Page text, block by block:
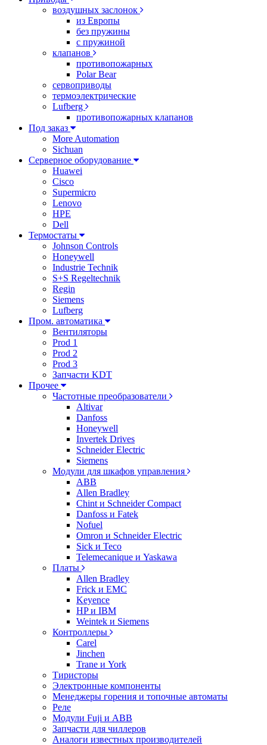
воздушных заслонок
из Европы
без пружины
с пружиной
клапанов
противопожарных
Polar Bear
сервоприводы
термоэлектрические
Lufberg
противопожарных клапанов
Под заказ
More Automation
Sichuan
Серверное оборудование
Huawei
Cisco
Supermicro
Lenovo
HPE
Dell
Термостаты
Johnson Controls
Honeywell
Industrie Technik
S+S Regeltechnik
Regin
Siemens
Lufberg
Пром. автоматика
Вентиляторы
Prod 1
Prod 2
Prod 3
Запчасти KDT
Прочее
Частотные преобразователи
Altivar
Danfoss
Honeywell
Invertek Drives
Schneider Electric
Siemens
Модули для шкафов управления
ABB
Allen Bradley
Chint и Schneider Compact
Danfoss и Fatek
Nofuel
Omron и Schneider Electric
Sick и Teco
Telemecanique и Yaskawa
Платы
Allen Bradley
Frick и EMC
Keyence
HP и IBM
Weintek и Siemens
Контроллеры
Carel
Jinchen
Trane и York
Тиристоры
Электронные компоненты
Менеджеры горения и топочные автоматы
Реле
Модули Fuji и ABB
Запчасти для чиллеров
Аналоги известных производителей